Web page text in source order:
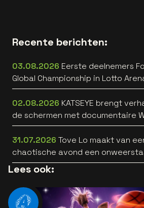
Recente berichten:
03.08.2026 Eerste deelnemers
Global Championship in Lotto
bekend
02.08.2026 KATSEYE brengt
de schermen met documentaire
HEARTS [trailer]
31.07.2026 Tove Lo maakt van
chaotische avond een
popsong
Lees ook: